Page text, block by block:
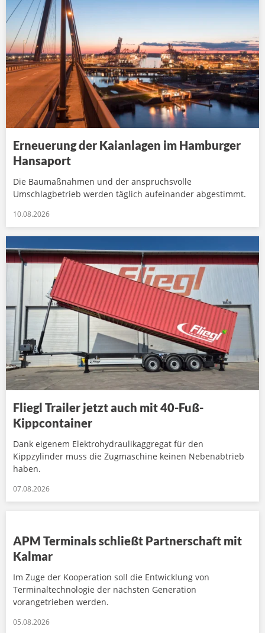
Erneuerung der Kaianlagen im Hamburger
Hansaport
Die Baumaßnahmen und der anspruchsvolle
Umschlagbetrieb werden täglich aufeinander abgestimmt.
10.08.2026
Fliegl Trailer jetzt auch mit 40-Fuß-
Kippcontainer
Dank eigenem Elektrohydraulikaggregat für den
Kippzylinder muss die Zugmaschine keinen Nebenabtrieb
haben.
07.08.2026
APM Terminals schließt Partnerschaft mit
Kalmar
Im Zuge der Kooperation soll die Entwicklung von
Terminaltechnologie der nächsten Generation
vorangetrieben werden.
05.08.2026